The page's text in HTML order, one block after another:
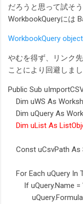
だろうと思って試そ
WorkbookQueryには
WorkbookQuery
やむを得ず、リンク
ことにより回避しまし
Public Sub
Dim uWS As
Dim uQuery As
Dim uList As
Const uCsvPath As
For Each uQuery In
If uQuery.Name =
uQuery.Formula